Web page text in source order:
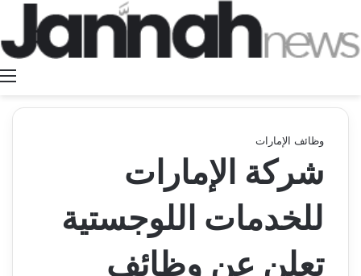
وظائف الإمارات
شركة الإمارات
للخدمات اللوجستية
تعلن عن وظائف